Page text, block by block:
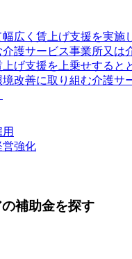
広く賃上げ支援を実施
護サービス事業所又は
げ支援を上乗せすると
境改善に取り組む介護サ
営強化
補助金を探す